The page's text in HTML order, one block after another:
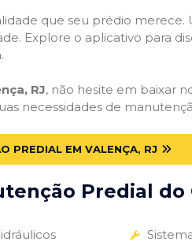
que seu prédio merece.
Explore o aplicativo para
RJ, não hesite em baixar
necessidades de
PREDIAL EM VALENÇA, RJ
Predial do